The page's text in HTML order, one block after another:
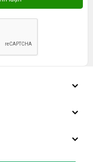
có độ phân giải 1600 x
đến 1TB